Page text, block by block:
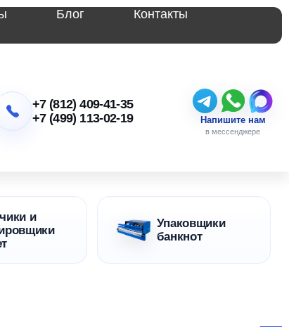
Блог Контакты
+7 (812) 409-41-35
+7 (499) 113-02-19
Напишите нам
в мессенджере
и
Упаковщики
банкнот